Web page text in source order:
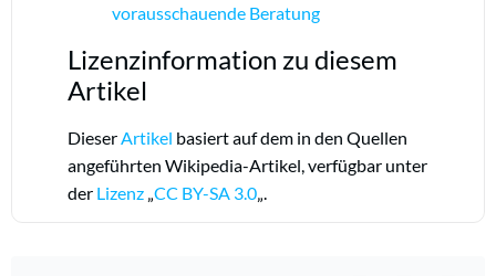
vorausschauende Beratung
Lizenzinformation zu diesem
Artikel
DieserArtikel basiert auf dem in den Quellen
angeführten Wikipedia-Artikel, verfügbar unter
der Lizenz „CC BY-SA 3.0„.